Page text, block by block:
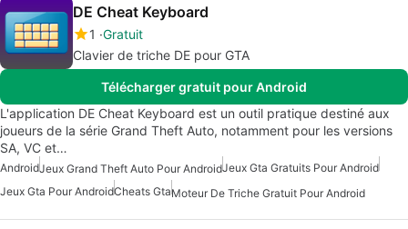
DE Cheat Keyboard
1 Gratuit
Clavier de triche DE pour GTA
Télécharger gratuit pour Android
L'application DE Cheat Keyboard est un outil pratique destiné aux
joueurs de la série Grand Theft Auto, notamment pour les versions
SA, VC et…
AndroidJeux Grand Theft Auto Pour AndroidJeux Gta Gratuits Pour Android
Jeux Gta Pour AndroidCheats GtaMoteur De Triche Gratuit Pour Android